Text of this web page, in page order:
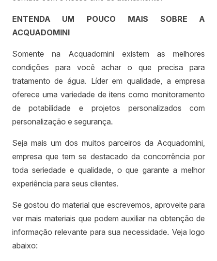
ENTENDA UM POUCO MAIS SOBRE A
ACQUADOMINI
Somente na Acquadomini existem as melhores
condições para você achar o que precisa para
tratamento de água. Líder em qualidade, a empresa
oferece uma variedade de itens como monitoramento
de potabilidade e projetos personalizados com
personalização e segurança.
Seja mais um dos muitos parceiros da Acquadomini,
empresa que tem se destacado da concorrência por
toda seriedade e qualidade, o que garante a melhor
experiência para seus clientes.
Se gostou do material que escrevemos, aproveite para
ver mais materiais que podem auxiliar na obtenção de
informação relevante para sua necessidade. Veja logo
abaixo: